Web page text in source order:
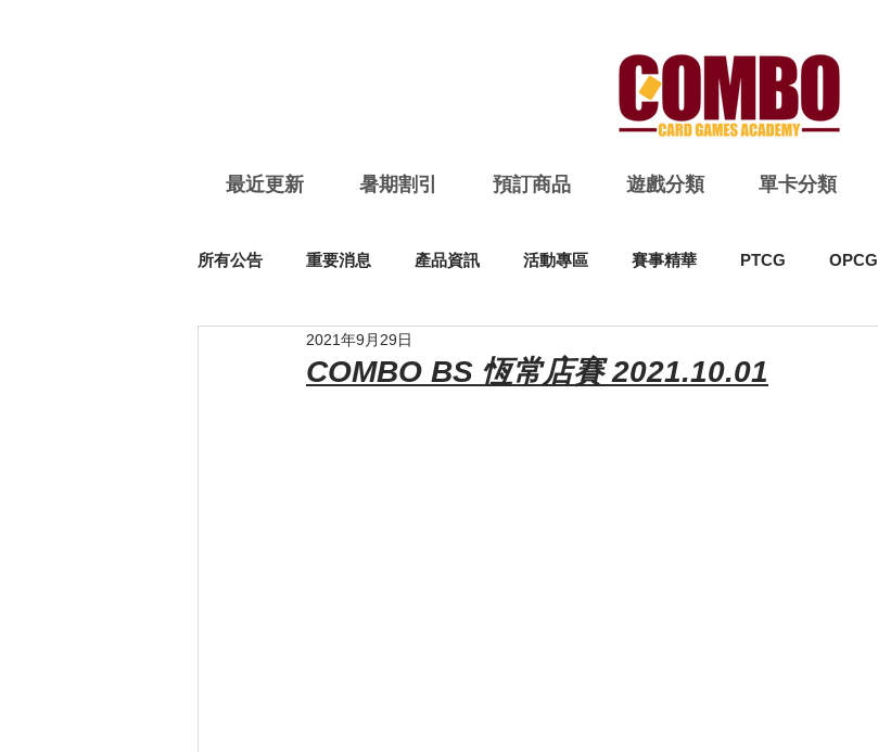
最近更新 暑期割引 預訂商品 遊戲分類 單卡分類
所有公告 重要消息 產品資訊 活動專區 賽事精華 PTCG OPCG
COMBO BS 恆常店賽 2021.10.01
2021年9月29日